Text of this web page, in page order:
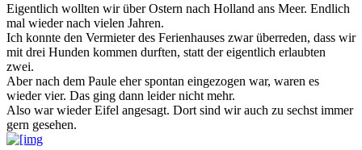
Eigentlich wollten wir über Ostern nach Holland ans Meer. Endlich
mal wieder nach vielen Jahren.
Ich konnte den Vermieter des Ferienhauses zwar überreden, dass wir
mit drei Hunden kommen durften, statt der eigentlich erlaubten
zwei.
Aber nach dem Paule eher spontan eingezogen war, waren es
wieder vier. Das ging dann leider nicht mehr.
Also war wieder Eifel angesagt. Dort sind wir auch zu sechst immer
gern gesehen.